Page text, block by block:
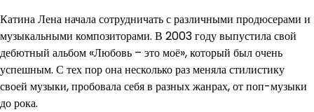
Катина Лена начала сотрудничать с различными продюсерами и
музыкальными композиторами. В 2003 году выпустила свой
дебютный альбом «Любовь – это моё», который был очень
успешным. С тех пор она несколько раз меняла стилистику
своей музыки, пробовала себя в разных жанрах, от поп-музыки
до рока.